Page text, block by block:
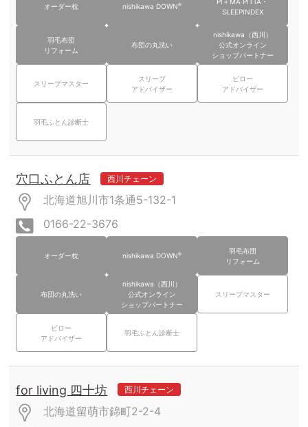
オーダー枕 nishikawa DOWN®
SLEEPINDEX
羽毛布団
リフォーム
布団の丸洗い
nishikawa（西川）
公式オンライン
ショップパートナー
スリープマスター
スリープ
アドバイザー
ピロー
アドバイザー
羽毛ふとん診断士
穴口ふとん店 西川チェーン
北海道旭川市1条通5-132-1
0166-22-3676
オーダー枕 nishikawa DOWN®
羽毛布団
リフォーム
布団の丸洗い
nishikawa（西川）
公式オンライン
ショップパートナー
スリープマスター
ピロー
アドバイザー
羽毛ふとん診断士
for living 四十坊 西川チェーン
北海道留萌市錦町2-2-4